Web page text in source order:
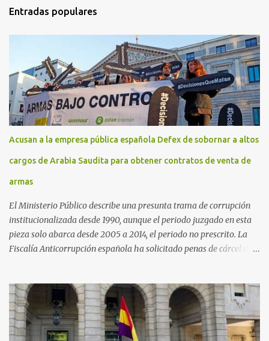
Entradas populares
Acusan a la empresa pública española Defex de sobornar a altos
cargos de Arabia Saudita para obtener contratos de venta de
armas
El Ministerio Público describe una presunta trama de corrupción
institucionalizada desde 1990, aunque el periodo juzgado en esta
pieza solo abarca desde 2005 a 2014, el periodo no prescrito. La
Fiscalía Anticorrupción española ha solicitado penas de cárcel de
Arabia Saudita a través de la empresa pública española Defex,
disuelta. El fiscal Conrado Saiz describe en su escrito de
conclusiones cómo la empresa pública Defex pagó comisiones
ilegales a diversas autoridades del régimen árabe entre 2005 y